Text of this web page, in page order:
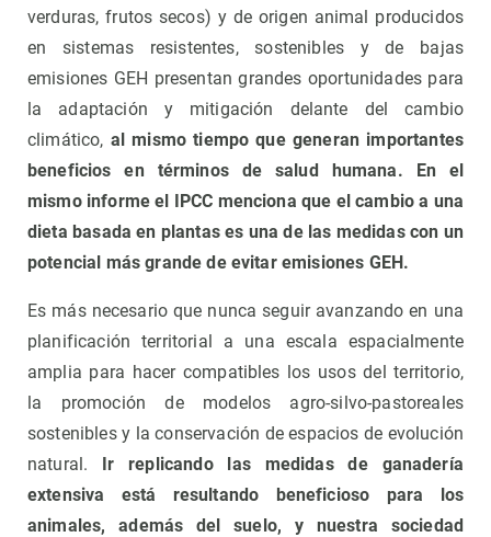
verduras, frutos secos) y de origen animal producidos
en sistemas resistentes, sostenibles y de bajas
emisiones GEH presentan grandes oportunidades para
la adaptación y mitigación delante del cambio
climático, al mismo tiempo que generan importantes
beneficios en términos de salud humana. En el
mismo informe el IPCC menciona que el cambio a una
dieta basada en plantas es una de las medidas con un
potencial más grande de evitar emisiones GEH.
Es más necesario que nunca seguir avanzando en una
planificación territorial a una escala espacialmente
amplia para hacer compatibles los usos del territorio,
la promoción de modelos agro-silvo-pastoreales
sostenibles y la conservación de espacios de evolución
natural. Ir replicando las medidas de ganadería
extensiva está resultando beneficioso para los
animales, además del suelo, y nuestra sociedad